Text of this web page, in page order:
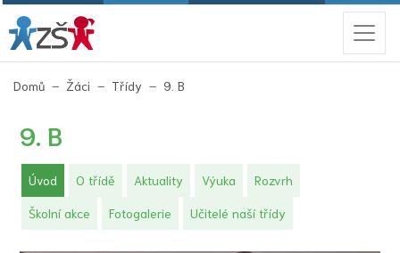
Domů Žáci Třídy 9. B
9. B
Úvod (aktuální)
O třídě Aktuality Výuka Rozvrh
Školní akce Fotogalerie Učitelé naší třídy